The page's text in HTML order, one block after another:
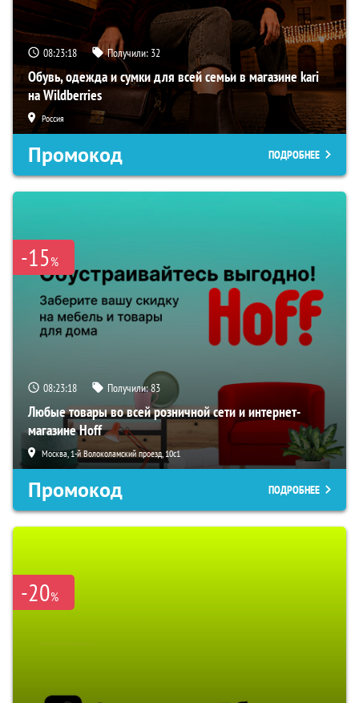
08:23:17 Получили: 32
Обувь, одежда и сумки для всей семьи в магазине kari
на Wildberries
Россия
Промокод ПОДРОБНЕЕ
-15%
08:23:17 Получили:83
Любые товары во всей розничной сети и интернет-
магазине Hoff
Москва, 1-й Волоколамский проезд, 10с1
Промокод ПОДРОБНЕЕ
-20%